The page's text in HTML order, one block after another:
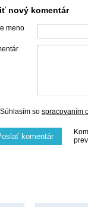
nový komentár
meno
Súhlasím so spracovaním
komentár